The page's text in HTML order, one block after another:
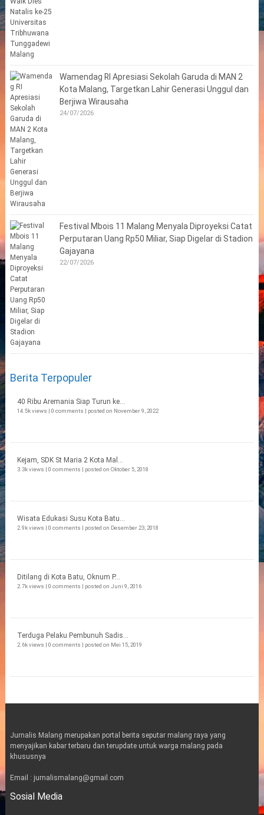
Wamendag RI Apresiasi Sekolah Garuda di MAN 2
Kota Malang, Targetkan Lahir Generasi Unggul dan
Berjiwa Wirausaha
24/07/2026
Festival Mbois 11 Malang Menyala Diproyeksi Catat
Perputaran Uang Rp50 Miliar, Siap Digelar di Stadion
Gajayana
22/07/2026
Berita Terpopuler
40 Ribu Aremania Siap Turun ke...
14.5k views | 0 comments | posted on November 9, 2022
Kejam, SDK St Maria 2 Kota Mal...
3.3k views | 0 comments | posted on Oktober 5, 2018
Wisata Edukasi Susu Kota Batu...
2.9k views | 0 comments | posted on Desember 23, 2018
Ditilang di Kota Batu, Oknum P...
2.7k views | 0 comments | posted on Juni 9, 2016
Terduga Pelaku Pembunuh Sadis...
2.6k views | 0 comments | posted on Mei 15, 2019
Jurnalis Malang merupakan portal berita seputar malang raya yang
menyajikan kabar terbaru dan terupdate untuk warga malang pada
khususnya
Email : jurnalismalang@gmail.com
Sosial Media